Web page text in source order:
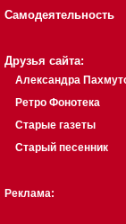
Самодеятельность
Друзья сайта:
Александра
Ретро Фонотека
Старые газеты
Старый песенник
Реклама: